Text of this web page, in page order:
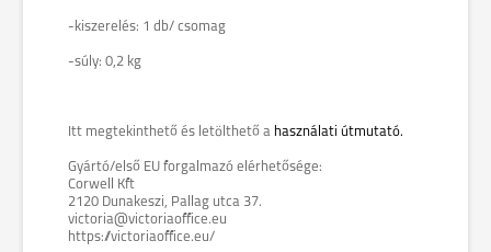
-kiszerelés: 1 db/ csomag
-súly: 0,2 kg
Itt megtekinthető és letölthető a használati útmutató.
Gyártó/első EU forgalmazó elérhetősége:
Corwell Kft
2120 Dunakeszi, Pallag utca 37.
victoria@victoriaoffice.eu
https://victoriaoffice.eu/